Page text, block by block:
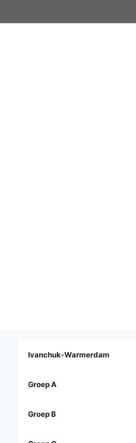
Ivanchuk-Warmerdam
Groep A
Groep B